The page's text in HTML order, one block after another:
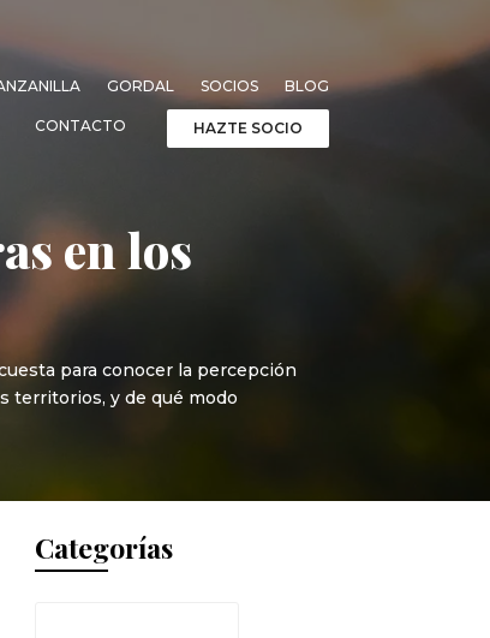
GORDAL SOCIOS BLOG
CONTACTO HAZTE SOCIO
en los
para conocer la percepción
territorios, y de qué modo
Categorías